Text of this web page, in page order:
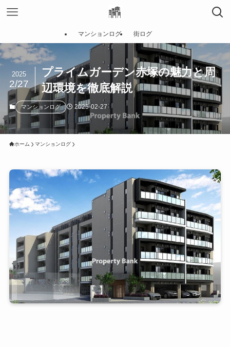
マンションログ 街ログ
プライムガーデン赤塚の魅力と周
辺環境を徹底解説
2025
2/27
マンションログ 2025-02-27
ホーム マンションログ